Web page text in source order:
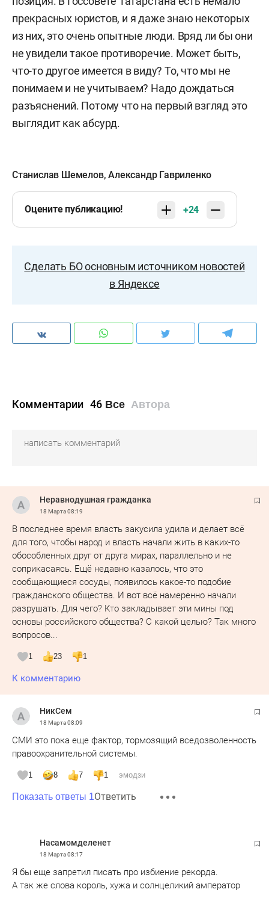
прекрасных юристов, и я даже знаю некоторых
из них, это очень опытные люди. Вряд ли бы они
не увидели такое противоречие. Может быть,
что-то другое имеется в виду? То, что мы не
понимаем и не учитываем? Надо дождаться
разъяснений. Потому что на первый взгляд это
выглядит как абсурд.
Станислав Шемелов,Александр Гавриленко
Оцените публикацию! +24
Сделать БО основным источником новостей
в Яндексе
Комментарии 46 Все Автора
Неравнодушная гражданка
18 Марта08:19
В последнее время власть закусила удила и делает всё
для того, чтобы народ и власть начали жить в каких-то
обособленных друг от друга мирах, параллельно и не
соприкасаясь. Ещё недавно казалось, что это
сообщающиеся сосуды, появилось какое-то подобие
гражданского общества. И вот всё намеренно начали
разрушать. Для чего? Кто закладывает эти мины под
основы российского общества? С какой целью? Так много
вопросов...
1 23 1
К комментарию
НикСем
18 Марта08:09
СМИ это пока еще фактор, тормозящий вседозволенность
правоохранительной системы.
1 8 7 1 эмодзи
Показать ответы 1Ответить
Насамомделенет
18 Марта08:17
Я бы еще запретил писать про избиение рекорда.
А так же слова король, хужа и солнцеликий амператор